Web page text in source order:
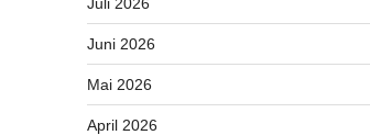
Juni 2026
Mai 2026
April 2026